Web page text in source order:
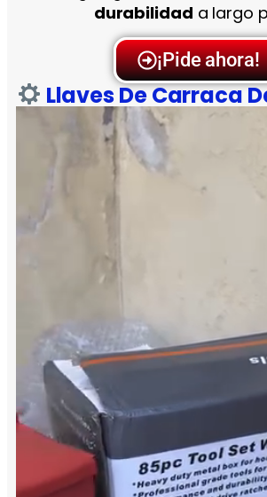
durabilidad a largo
¡Pide ahora!
Llaves De Carraca